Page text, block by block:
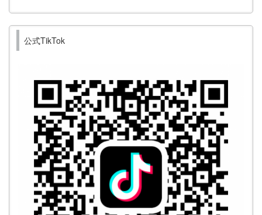
公式TikTok